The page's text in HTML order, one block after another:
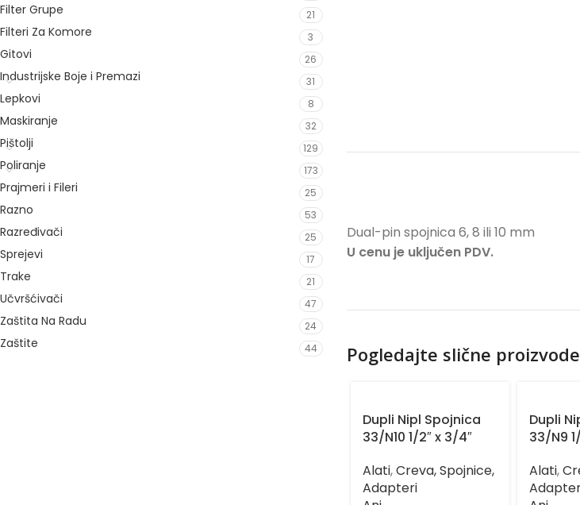
Filter Grupe 21
Filteri Za Komore 3
Gitovi 26
Industrijske Boje i Premazi 31
Lepkovi 8
Maskiranje 32
Pištolji 129
Poliranje 173
Prajmeri i Fileri 25
Razno 53
Razređivači 25
Sprejevi 17
Trake 21
Učvršćivači 47
Zaštita Na Radu 24
Zaštite 44
Dual-pin spojnica 6, 8 ili 10 mm
U cenu je uključen PDV.
Pogledajte slične proizvode
Dupli Nipl Spojnica
33/N10 1/2″ x 3/4″
Alati,Creva, Spojnice,
Adapteri
Dupli
33/N9
Alati,